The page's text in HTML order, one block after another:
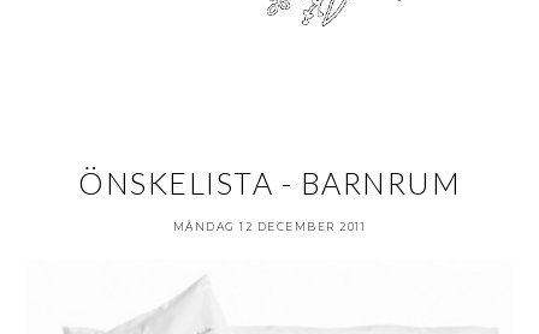
ÖNSKELISTA - BARNRUM
MÅNDAG 12 DECEMBER 2011